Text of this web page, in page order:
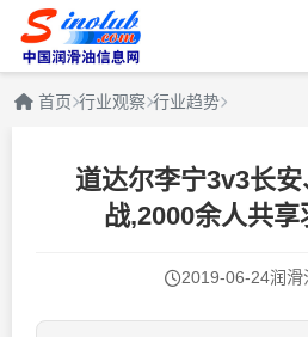
首页 行业观察 行业趋势
道达尔李宁3v3长
战,2000余人共
2019-06-24润滑